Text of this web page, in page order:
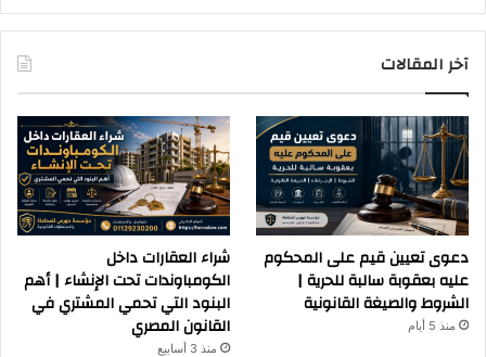
آخر المقالات
دعوى تعيين قيم على المحكوم
عليه بعقوبة سالبة للحرية |
الشروط والصيغة القانونية
منذ 5 أيام
شراء العقارات داخل
الكومباوندات تحت الإنشاء | أهم
البنود التي تحمي المشتري في
القانون المصري
منذ 3 أسابيع